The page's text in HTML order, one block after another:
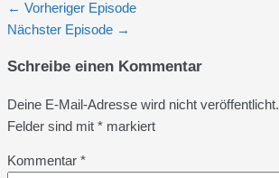
← Vorheriger Episode
Nächster Episode →
Schreibe einen Kommentar
Deine E-Mail-Adresse wird nicht veröffentlicht.
Felder sind mit *markiert
Kommentar *